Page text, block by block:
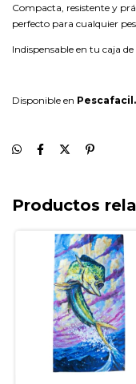
Compacta, resistente y
perfecto para cualquier
Indispensable en tu caja de
Disponible en
Productos